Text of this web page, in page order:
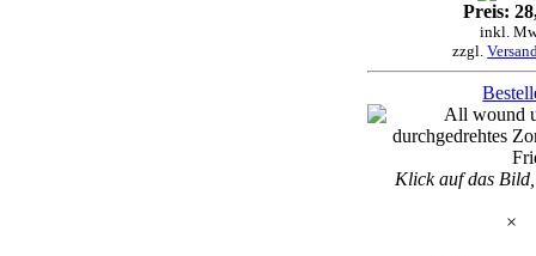
Preis:
inkl.
zzgl.
Klick auf das
×